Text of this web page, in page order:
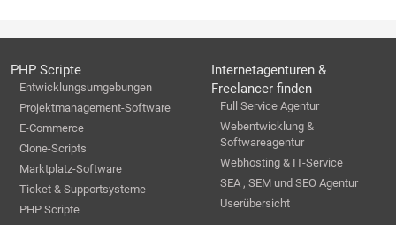
PHP Scripte
Entwicklungsumgebungen
Projektmanagement-Software
E-Commerce
Clone-Scripts
Marktplatz-Software
Ticket & Supportsysteme
PHP Scripte
Internetagenturen &
Freelancer finden
Full Service Agentur
Webentwicklung &
Softwareagentur
Webhosting & IT-Service
SEA , SEM und SEO Agentur
Userübersicht